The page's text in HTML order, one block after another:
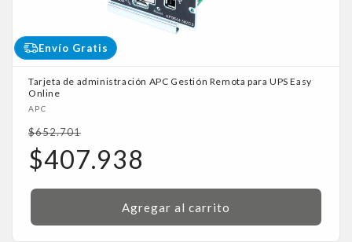
Envío Gratis
Tarjeta de administración APC Gestión Remota para UPS Easy
Online
Proveedor:
APC
Precio
habitual
$652.701
Precio
de
oferta
$407.938
Agregar al carrito